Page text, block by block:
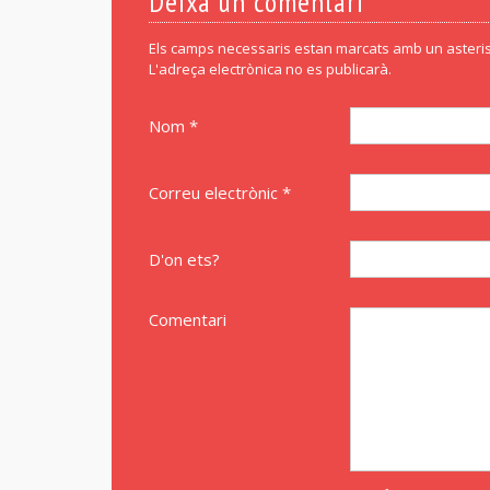
Els camps necessaris estan marcats amb un
L'adreça electrònica no es publicarà.
Nom *
Correu electrònic *
D'on ets?
Comentari